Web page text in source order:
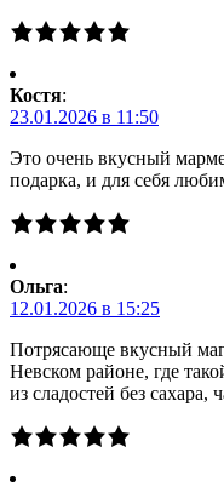
Костя:
23.01.2026 в 11:50
Это очень вкусный
подарка, и для себя
Ольга:
12.01.2026 в 15:25
Потрясающе вкусный
Невском районе, где
из сладостей без сахара,